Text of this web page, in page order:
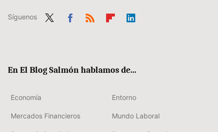
Síguenos
En El Blog Salmón hablamos de...
Economía Entorno
Mercados Financieros Mundo Laboral